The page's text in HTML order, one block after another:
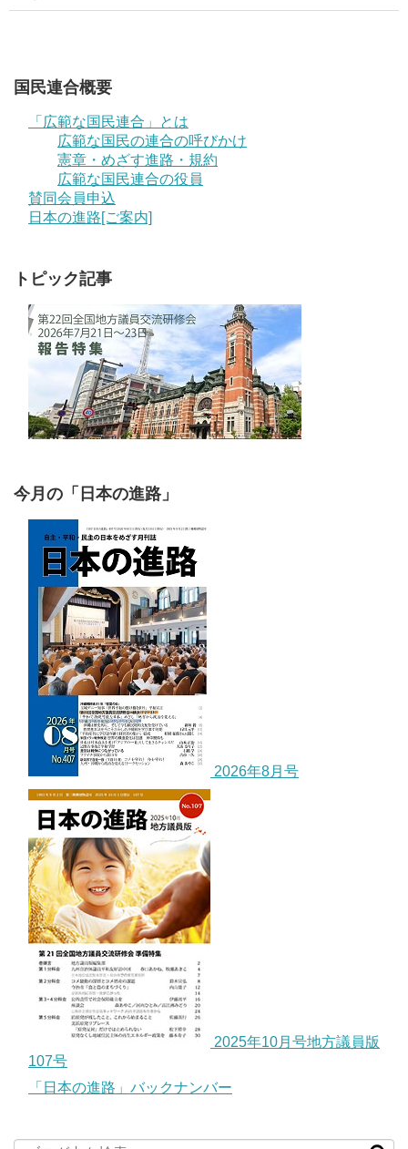
国民連合概要
「広範な国民連合」とは
広範な国民の連合の呼びかけ
憲章・めざす進路・規約
広範な国民連合の役員
賛同会員申込
日本の進路[ご案内]
トピック記事
今月の「日本の進路」
2026年8月号
2025年10月号地方議員版
107号
「日本の進路」バックナンバー